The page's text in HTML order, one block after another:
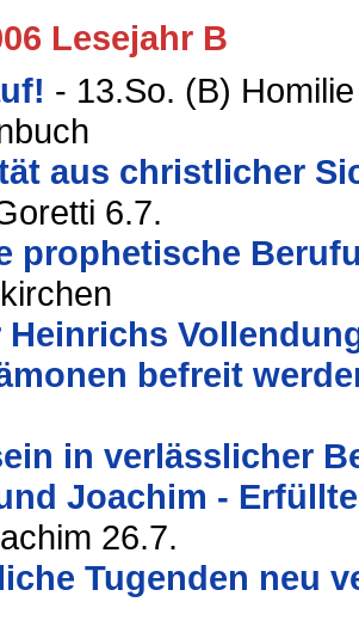
Lesejahr B
- 13.So. (B)
aus christlicher
6.7.
prophetische
Heinrichs
befreit
in verlässlicher
Joachim -
26.7.
Tugenden neu